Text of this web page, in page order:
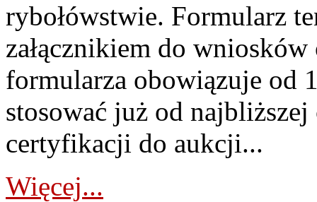
rybołówstwie. Formularz
załącznikiem do
formularza obowiązuje od
stosować już od
certyfikacji do aukcji...
Więcej...